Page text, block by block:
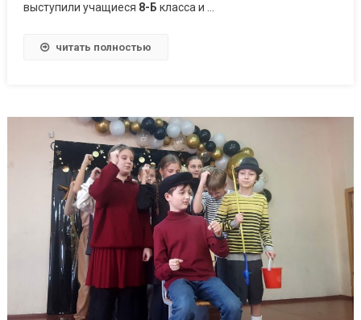
выступили учащиеся 8-Б класса и …
читать полностью